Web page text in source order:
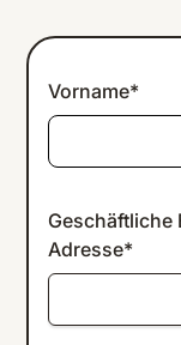
Vorname*
Geschäftliche
Adresse*